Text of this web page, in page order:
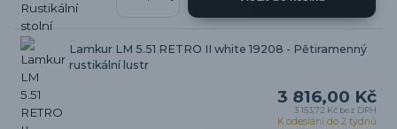
Lamkur LM 5.51 RETRO II white 19208 - Pětiramenný
rustikální lustr
3 816,00 Kč
3 153,72 Kč bez DPH
K odeslání do 2 týdnů